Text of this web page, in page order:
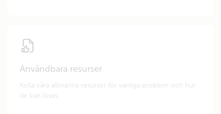
Användbara resurser
Kolla våra allmänna resurser för vanliga problem och hur
de kan lösas.